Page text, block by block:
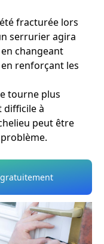
fracturée lors
serrurier agira
changeant
renforçant les
tourne plus
difficile à
peut être